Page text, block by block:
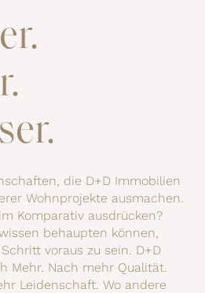
die D+D Immobilien
Wohnprojekte ausmachen.
Komparativ ausdrücken?
behaupten können,
voraus zu sein. D+D
Mehr. Nach mehr Qualität.
Leidenschaft. Wo andere